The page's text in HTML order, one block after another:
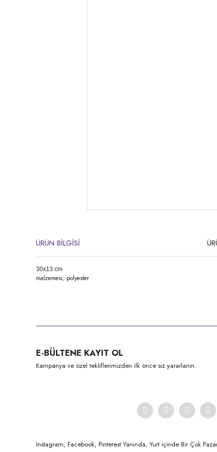
ÜRÜN BİLGİSİ
30x13 cm
malzemesi; polyester
Ürün açıklamasında eksik bilgiler bulunuyor.
Ürün bilgilerinde hatalar bulunuyor.
E-BÜLTENE KAYIT OL
Kampanya ve özel tekliflerimizden ilk önce siz yararlanın.
Instagram, Facebook, Pinterest Yanında, Yurt içinde Bir Çok